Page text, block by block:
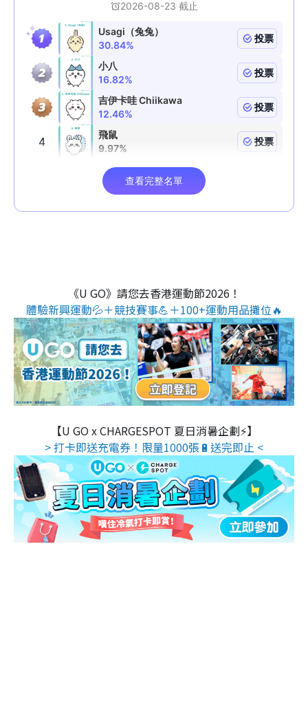
《U GO》請您去香港運動節2026！
體驗新興運動💦＋競技賽事💪＋100+運動用品攤位🔥
【U GO x CHARGESPOT 夏日消暑企劃⚡】
> 打卡即送充電券！限量1000張🔋送完即止 <